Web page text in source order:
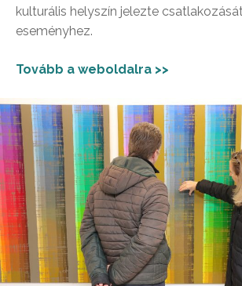
kulturális helyszín jelezte
eseményhez.
Tovább a weboldalra >>